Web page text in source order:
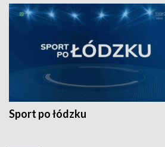
Sport po łódzku